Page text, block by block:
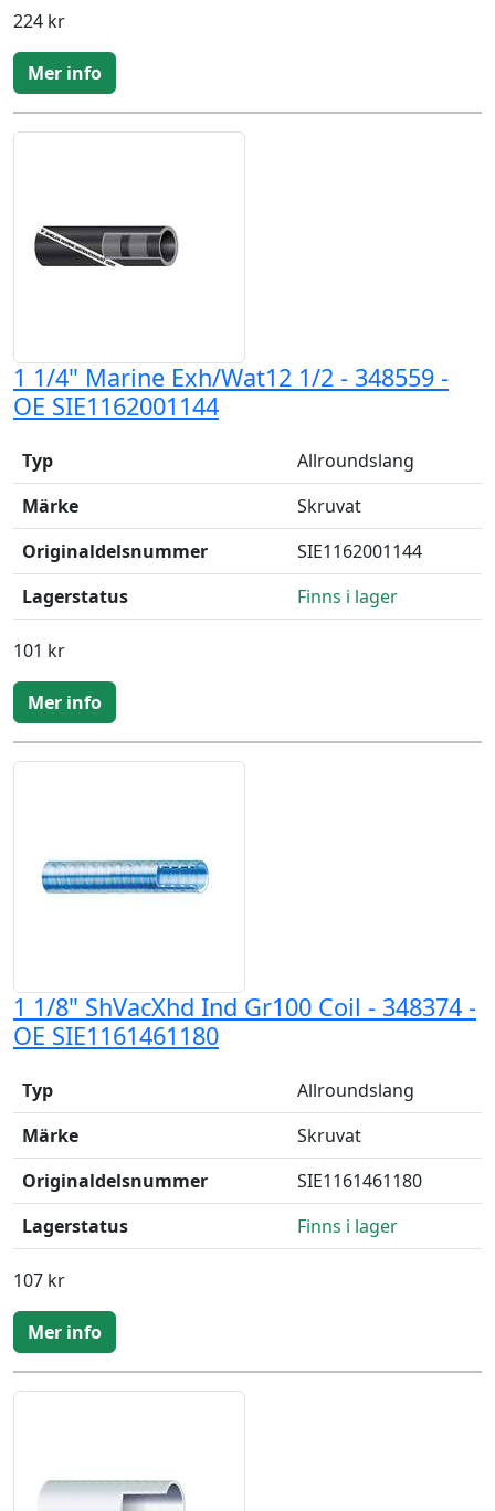
224 kr
Mer info
1 1/4" Marine Exh/Wat12 1/2 - 348559 -
OE SIE1162001144
Typ
Allroundslang
Märke
Skruvat
Originaldelsnummer
SIE1162001144
Lagerstatus
Finns i lager
101 kr
Mer info
1 1/8" ShVacXhd Ind Gr100 Coil - 348374 -
OE SIE1161461180
Typ
Allroundslang
Märke
Skruvat
Originaldelsnummer
SIE1161461180
Lagerstatus
Finns i lager
107 kr
Mer info